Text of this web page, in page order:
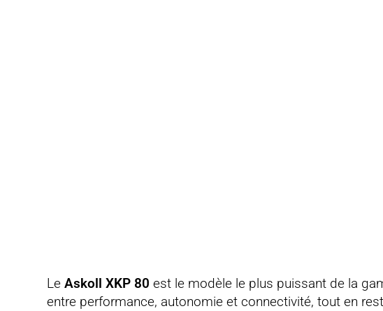
LeAskoll XKP 80 est le modèle le plus puissant de la
entre performance, autonomie et connectivité, tout en